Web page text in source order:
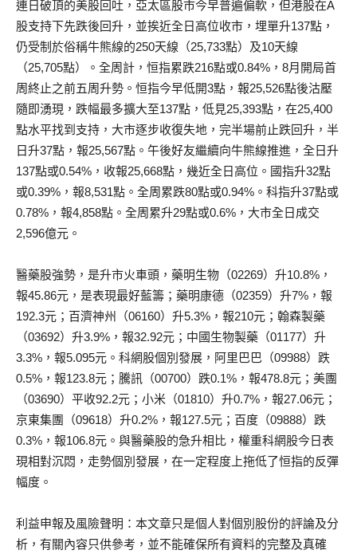
連日破頂的美股回吐，亞太區股市今早普遍偏軟，但港股在A
股支持下先跌後回升，並挨近全日高位收市，埋單升137點，
仍受制於俗稱牛熊線的250天線（25,733點）及10天線
（25,705點）。全周計，恒指累跌216點或0.84%，8月開局首
周終止之前五周升勢。恒指今早低開3點，報25,526點後沽壓
隨即湧現，跌幅最多擴大至137點，低見25,393點，在25,400
點水平找到支持，大市逐步收復失地，完半場前止跌回升，半
日升37點，報25,567點。午後好友繼續向牛熊線推進，全日升
137點或0.54%，收報25,668點，幾近全日高位。國指升32點
或0.39%，報8,531點。全周累跌80點或0.94%。科指升37點或
0.78%，報4,858點。全周累升29點或0.6%，大市全日成交
2,596億元。
醫藥股強勢，是升市火車頭，藥明生物（02269）升10.8%，
報45.86元，是表現最好藍籌；藥明康德（02359）升7%，報
192.3元；百濟神州（06160）升5.3%，報210元；翰森製藥
（03692）升3.9%，報32.92元；中國生物製藥（01177）升
3.3%，報5.095元。科網股個別發展，阿里巴巴（09988）跌
0.5%，報123.8元；騰訊（00700）跌0.1%，報478.8元；美團
（03690）平收92.2元；小米（01810）升0.7%，報27.06元；
京東集團（09618）升0.2%，報127.5元；百度（09888）跌
0.3%，報106.8元。與醫藥股的急升相比，權重科網股今日表
現相對沉悶，走勢個別發展，在一定程度上拖低了恒指的反彈
幅度。
利益申報及風險聲明：本文章只是個人對個別股份的評論及分
析，有關內容只供參考，並不能確保所有資料的完整及真確